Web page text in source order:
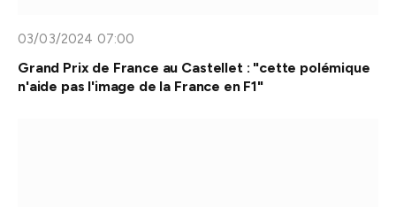
03/03/2024 07:00
Grand Prix de France au Castellet : "cette polémique
n'aide pas l'image de la France en F1"